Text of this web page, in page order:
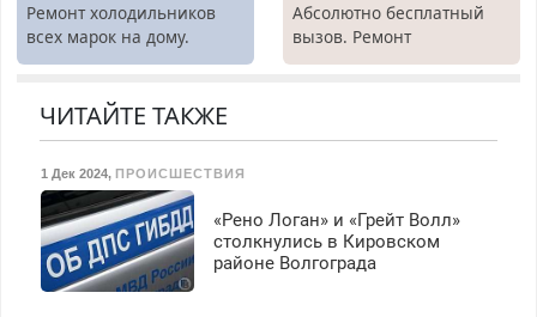
Ремонт холодильников
всех марок на дому.
Абсолютно бесплатный
вызов. Ремонт
холодильников всех
ЧИТАЙТЕ ТАКЖЕ
1 Дек 2024, ПРОИСШЕСТВИЯ
«Рено Логан» и «Грейт Волл»
столкнулись в Кировском
районе Волгограда